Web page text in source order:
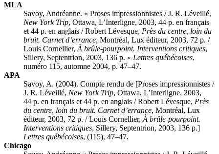
MLA
Savoy, Andréanne. « Proses impressionnistes / J. R. Léveillé,
New York Trip, Ottawa, L’Interligne, 2003, 44 p. en français
et 44 p. en anglais / Robert Lévesque, Près du centre, loin du
bruit. Carnet d’errance, Montréal, Lux éditeur, 2003, 72 p. /
Louis Cornellier, À brûle-pourpoint. Interventions critiques,
Sillery, Septentrion, 2003, 136 p. » Lettres québécoises,
numéro 115, automne 2004, p. 47–47.
APA
Savoy, A. (2004). Compte rendu de [Proses impressionnistes /
J. R. Léveillé, New York Trip, Ottawa, L’Interligne, 2003,
44 p. en français et 44 p. en anglais / Robert Lévesque, Près
du centre, loin du bruit. Carnet d’errance, Montréal, Lux
éditeur, 2003, 72 p. / Louis Cornellier, À brûle-pourpoint.
Interventions critiques, Sillery, Septentrion, 2003, 136 p.]
Lettres québécoises, (115), 47–47.
Chicago